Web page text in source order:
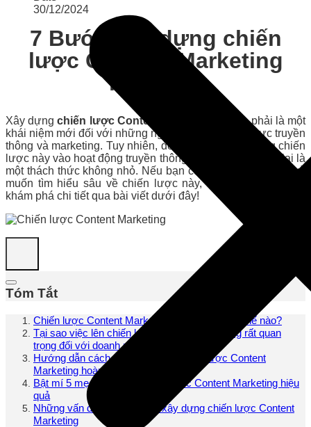
30/12/2024
7 Bước xây dựng chiến
lược Content Marketing
hiệu quả
Xây dựngchiến lược Content Marketing
không phải là một
khái niệm mới đối với những người làm trong lĩnh vực truyền
thông và marketing. Tuy nhiên, để áp dụng thành công chiến
lược này vào hoạt động truyền thông của doanh nghiệp lại là
một thách thức không nhỏ. Nếu bạn cũng đang quan tâm và
muốn tìm hiểu sâu về chiến lược này, hãy cùng chúng tôi
khám phá chi tiết qua bài viết dưới đây!
Tóm Tắt
Chiến lược Content Marketing được hiểu như thế nào?
Tại sao việc lên chiến lược Content Marketing rất quan
trọng đối với doanh nghiệp?
Hướng dẫn cách xây dựng một chiến lược Content
Marketing hoàn thiện
Bật mí 5 mẹo xây dựng chiến lược Content Marketing hiệu
quả
Những vấn đề cần lưu ý khi xây dựng chiến lược Content
Marketing